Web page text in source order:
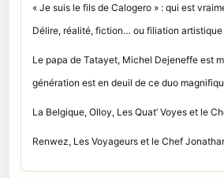
« Je suis le fils de Calogero » : qui est
Délire, réalité, fiction… ou filiation artistique
Le papa de Tatayet, Michel Dejeneffe est
génération est en deuil de ce duo
La Belgique, Olloy, Les Quat’ Voyes et le
Renwez, Les Voyageurs et le Chef